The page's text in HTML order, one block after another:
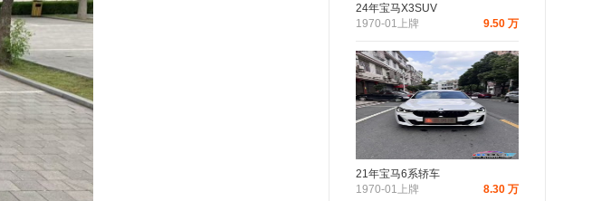
24年宝马X3SUV
1970-01上牌
9.50 万
21年宝马6系轿车
1970-01上牌
8.30 万